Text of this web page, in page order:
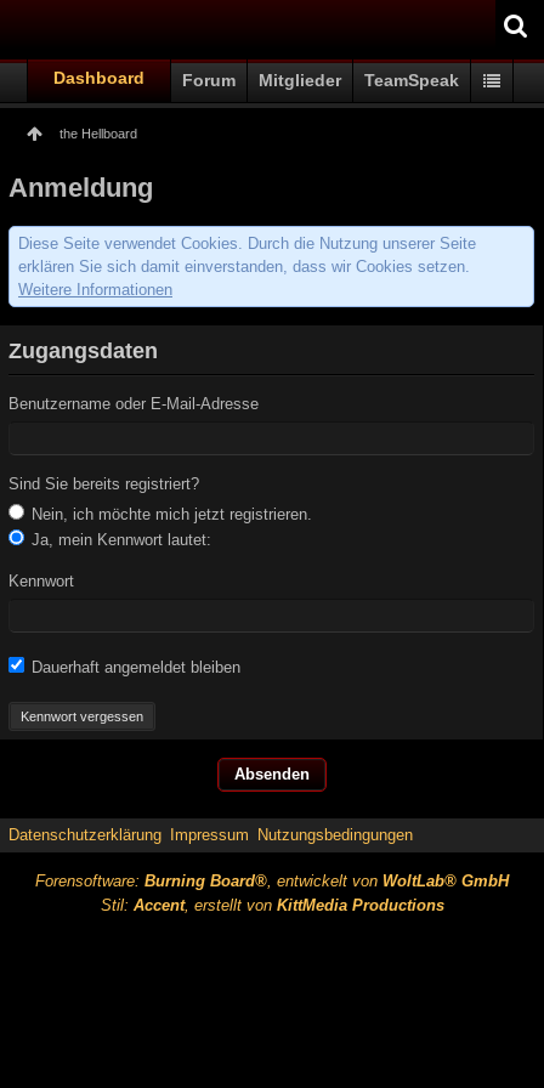
Dashboard Forum Mitglieder TeamSpeak
the Hellboard
Anmeldung
Diese Seite verwendet Cookies. Durch die Nutzung unserer Seite
erklären Sie sich damit einverstanden, dass wir Cookies setzen.
Weitere Informationen
Zugangsdaten
Benutzername oder E-Mail-Adresse
Sind Sie bereits registriert?
Nein, ich möchte mich jetzt registrieren.
Ja, mein Kennwort lautet:
Kennwort
Dauerhaft angemeldet bleiben
Kennwort vergessen
Datenschutzerklärung Impressum Nutzungsbedingungen
Forensoftware: Burning Board®, entwickelt von WoltLab® GmbH
Stil: Accent, erstellt von KittMedia Productions